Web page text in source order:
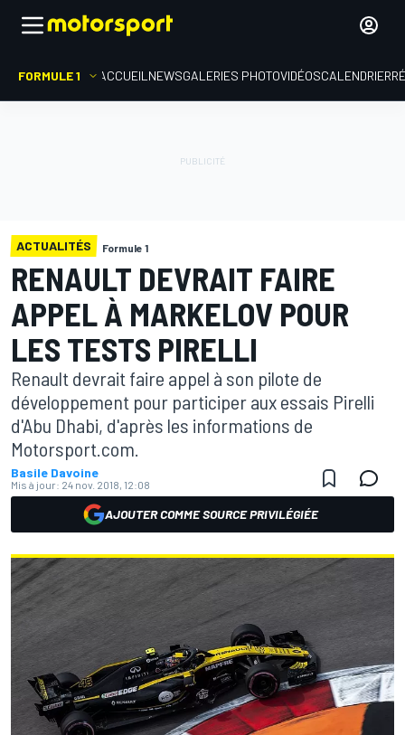
FORMULE 1 ACCUEIL NEWSGALERIES PHOTOVIDÉOSCALENDRIER
ACTUALITÉS Formule 1
RENAULT DEVRAIT FAIRE
APPEL À MARKELOV POUR
LES TESTS PIRELLI
Renault devrait faire appel à son pilote de
développement pour participer aux essais Pirelli
d'Abu Dhabi, d'après les informations de
Motorsport.com.
Basile Davoine
Mis à jour: 24 nov. 2018, 12:08
AJOUTER COMME SOURCE PRIVILÉGIÉE